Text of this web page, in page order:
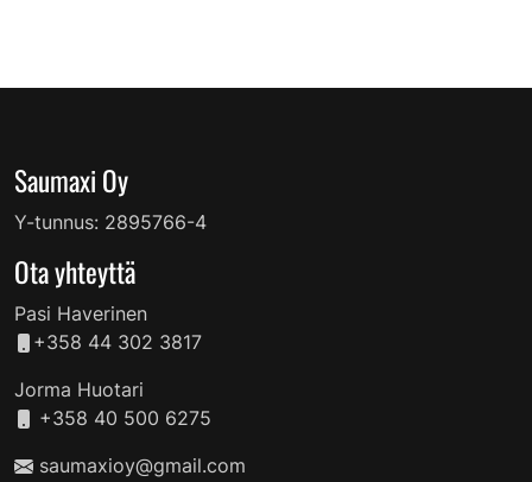
Saumaxi Oy
Y-tunnus: 2895766-4
Ota yhteyttä
Pasi Haverinen
+358 44 302 3817
Jorma Huotari
+358 40 500 6275
saumaxioy@gmail.com